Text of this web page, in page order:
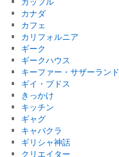
カナダ
カフェ
カリフォルニア
ギーク
ギークハウス
キーファー・サザーランド
ギイ・ブドス
きっかけ
キッチン
ギャグ
キャバクラ
ギリシャ神話
クリエイター